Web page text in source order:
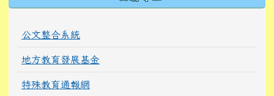
公文整合系統
地方教育發展基金
特殊教育通報網